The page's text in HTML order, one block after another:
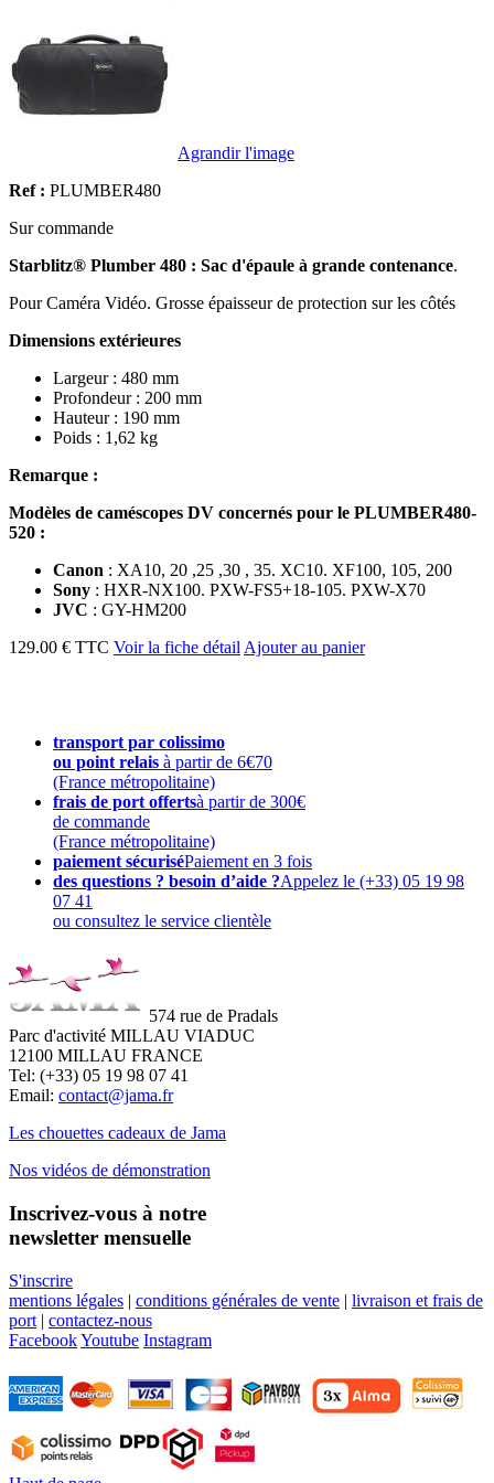
Agrandir l'image
Ref : PLUMBER480
Sur commande
Starblitz® Plumber 480 : Sac d'épaule à grande contenance.
Pour Caméra Vidéo. Grosse épaisseur de protection sur les côtés
Dimensions extérieures
Largeur : 480 mm
Profondeur : 200 mm
Hauteur : 190 mm
Poids : 1,62 kg
Remarque :
Modèles de caméscopes DV concernés pour le PLUMBER480-
520 :
Canon : XA10, 20 ,25 ,30 , 35. XC10. XF100, 105, 200
Sony : HXR-NX100. PXW-FS5+18-105. PXW-X70
JVC : GY-HM200
129.00 € TTC Voir la fiche détail Ajouter au panier
transport par colissimo
ou point relais à partir de 6€70
(France métropolitaine)
frais de port offertsà partir de 300€
de commande
(France métropolitaine)
paiement sécuriséPaiement en 3 fois
des questions ? besoin d’aide ?Appelez le (+33) 05 19 98
07 41
ou consultez le service clientèle
574 rue de Pradals
Parc d'activité MILLAU VIADUC
12100 MILLAU FRANCE
Tel: (+33) 05 19 98 07 41
Email: contact@jama.fr
Les chouettes cadeaux de Jama
Nos vidéos de démonstration
Inscrivez-vous à notre
newsletter mensuelle
S'inscrire
mentions légales | conditions générales de vente | livraison et frais de
port | contactez-nous
FacebookYoutube Instagram